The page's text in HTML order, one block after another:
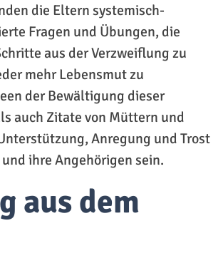
die Eltern systemisch-
Fragen und Übungen, die
aus der Verzweiflung zu
mehr Lebensmut zu
der Bewältigung dieser
auch Zitate von Müttern und
Anregung und Trost
ihre Angehörigen sein.
aus dem